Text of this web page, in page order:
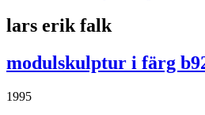
lars erik falk
modulskulptur i färg
1995